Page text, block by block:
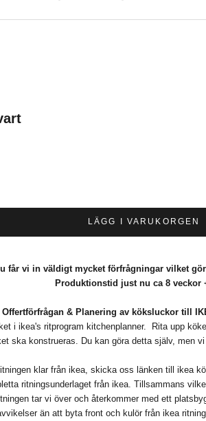
LÄGG I VARUKORGEN
får vi in väldigt mycket förfrågningar vilket
Produktionstid just nu ca 8 veckor
Offertförfrågan & Planering av köksluckor till
i ikea's ritprogram kitchenplanner. Rita upp
ska konstrueras. Du kan göra detta själv, men
klar från ikea, skicka oss länken till ikea
ritningsunderlaget från ikea. Tillsammans
tar vi över och återkommer med ett
än att byta front och kulör från ikea